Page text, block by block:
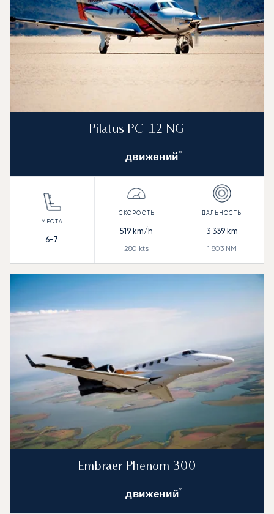
Pilatus PC-12 NG
движений*
6-7
519 km/h
280 kts
3 339km
1 803NM
Embraer Phenom 300
движений*